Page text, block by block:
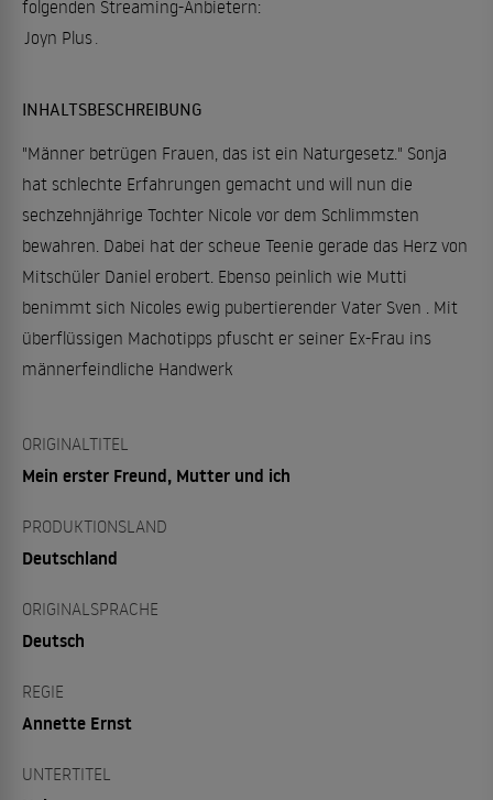
folgenden Streaming-Anbietern:
Joyn Plus
INHALTSBESCHREIBUNG
"Männer betrügen Frauen, das ist ein Naturgesetz." Sonja
hat schlechte Erfahrungen gemacht und will nun die
sechzehnjährige Tochter Nicole vor dem Schlimmsten
bewahren. Dabei hat der scheue Teenie gerade das Herz von
Mitschüler Daniel erobert. Ebenso peinlich wie Mutti
benimmt sich Nicoles ewig pubertierender Vater Sven . Mit
überflüssigen Machotipps pfuscht er seiner Ex-Frau ins
männerfeindliche Handwerk
ORIGINALTITEL
Mein erster Freund, Mutter und ich
PRODUKTIONSLAND
Deutschland
ORIGINALSPRACHE
Deutsch
REGIE
Annette Ernst
UNTERTITEL